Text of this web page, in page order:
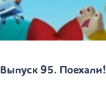
Выпуск 95. Поехали!